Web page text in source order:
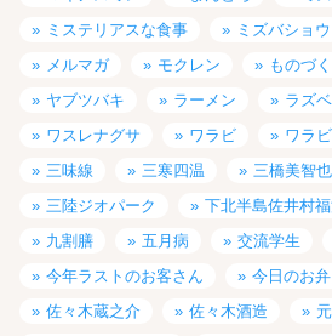
ミステリアスな食事
ミズバショウ
メルマガ
モクレン ものづ
ヤブツバキ
ラーメン ラズ
ワスレナグサ
ワラビ ワラ
三味線
三寒四温
三橋美智
三陸ジオパーク
下北半島佐井村
九割膳
五月病 交流学生
今年ラストのお客さん
今日のお弁
佐々木蔵之介
佐々木酒造